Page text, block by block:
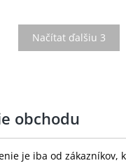
Načítat ďalšiu 3
obchodu
je iba od zákazníkov,